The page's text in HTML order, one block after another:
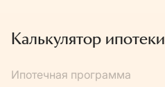
Калькулятор ипотеки
Ипотечная программа